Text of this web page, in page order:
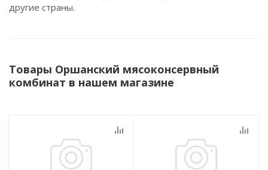
другие страны.
Товары Оршанский мясоконсервный
комбинат в нашем магазине